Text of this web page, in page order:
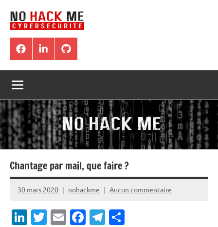
Blog
NoHackMe
les
tutoriels
traitant
de
hacking,
sécurité,
pentest,
Bug
FacebookLinkedInGithub
Chantage par mail, que faire ?
30 mars 2020 nohackme Aucun commentaire
LinkedIn
Twitter
EmailFacebook
Telegram